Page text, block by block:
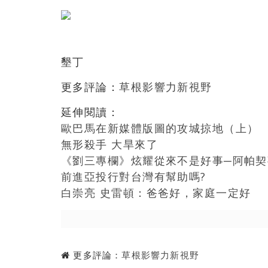
墾丁
更多評論：草根影響力新視野
延伸閱讀：
歐巴馬在新媒體版圖的攻城掠地（上）
無形殺手 大旱來了
《劉三專欄》炫耀從來不是好事─阿帕
前進亞投行對台灣有幫助嗎?
白崇亮 史雷頓：爸爸好，家庭一定好
更多評論：草根影響力新視野